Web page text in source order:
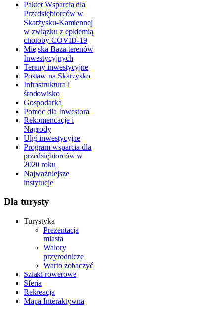
Pakiet Wsparcia dla
Przedsiębiorców w
Skarżysku-Kamiennej
w związku z epidemią
choroby COVID-19
Miejska Baza terenów
Inwestycyjnych
Tereny inwestycyjne
Postaw na Skarżysko
Infrastruktura i
środowisko
Gospodarka
Pomoc dla Inwestora
Rekomencacje i
Nagrody
Ulgi inwestycyjne
Program wsparcia dla
przedsiębiorców w
2020 roku
Najważniejsze
instytucje
Dla turysty
Turystyka
Prezentacja
miasta
Walory
przyrodnicze
Warto zobaczyć
Szlaki rowerowe
Sferia
Rekreacja
Mapa Interaktywna